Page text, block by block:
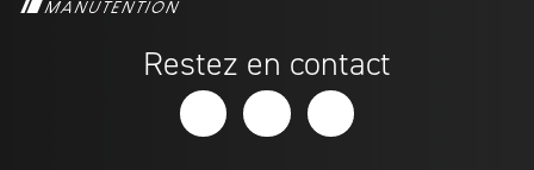
Restez en contact